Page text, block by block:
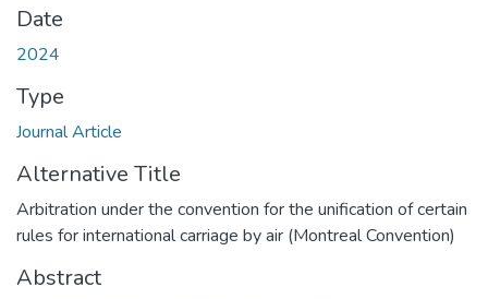
Date
2024
Type
Journal Article
Alternative Title
Arbitration under the convention for the unification of certain
rules for international carriage by air (Montreal Convention)
Abstract